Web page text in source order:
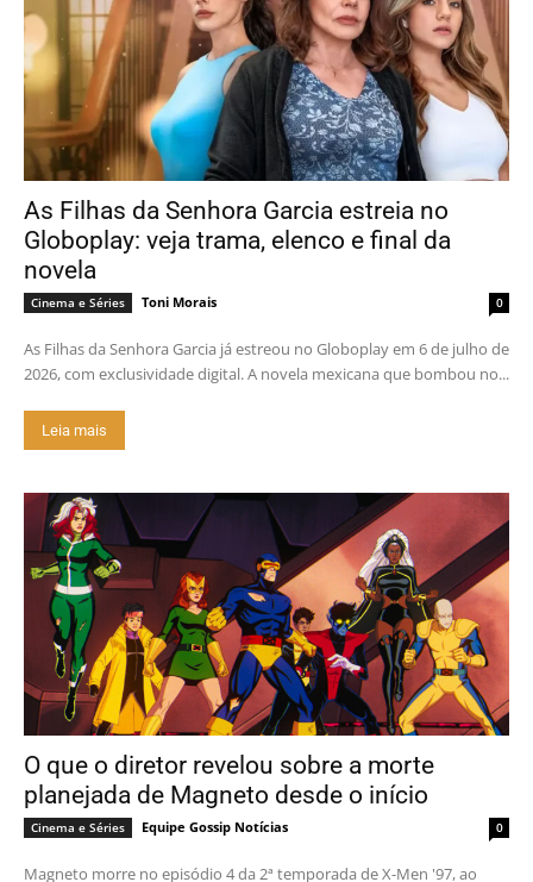
As Filhas da Senhora Garcia estreia no
Globoplay: veja trama, elenco e final da
novela
Cinema e Séries Toni Morais 0
As Filhas da Senhora Garcia já estreou no Globoplay em 6 de julho de
2026, com exclusividade digital. A novela mexicana que bombou no...
Leia mais
O que o diretor revelou sobre a morte
planejada de Magneto desde o início
Cinema e Séries Equipe Gossip Notícias 0
Magneto morre no episódio 4 da 2ª temporada de X-Men '97, ao